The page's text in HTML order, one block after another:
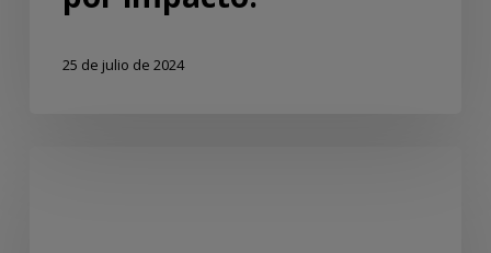
25 de julio de 2024